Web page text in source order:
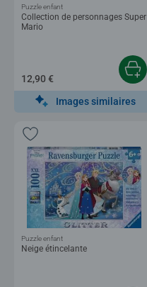
Collection de personnages Super
Mario
Puzzle enfant
12,90 €
Images similaires
Neige étincelante
Puzzle enfant